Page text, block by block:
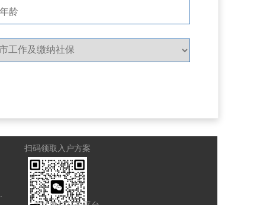
扫码领取入户方案